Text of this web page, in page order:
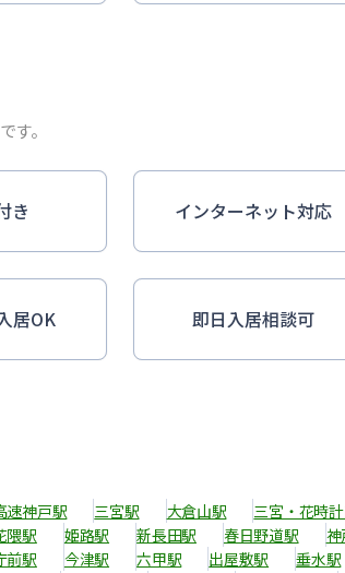
す。
き インターネット対応
居OK 即日入居相談可
速神戸駅 三宮駅 大倉山駅 三宮・花時
隈駅 姫路駅 新長田駅 春日野道駅 神
前駅 今津駅 六甲駅 出屋敷駅 垂水駅